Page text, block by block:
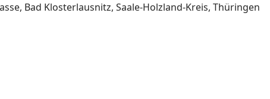
Bad Klosterlausnitz, Saale-Holzland-Kreis, Thüringen